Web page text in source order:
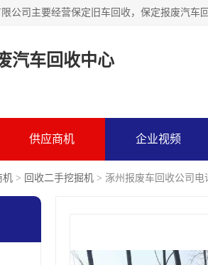
汽车回收中心
供应商机 企业视频
机 > 回收二手挖掘机 > 涿州报废车回收公司电